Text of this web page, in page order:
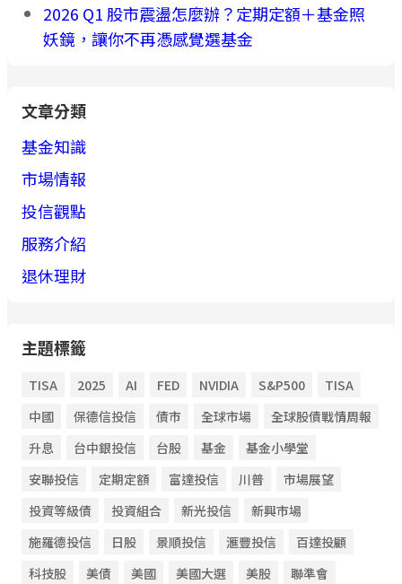
2026 Q1 股市震盪怎麼辦？定期定額＋基金照
妖鏡，讓你不再憑感覺選基金
文章分類
基金知識
市場情報
投信觀點
服務介紹
退休理財
主題標籤
TISA 2025 AI FED NVIDIA S&P500
TISA
中國
保德信投信 債市 全球市場
全球股債戰情周報
升息
台中銀投信 台股 基金
基金小學堂
安聯投信
定期定額 富達投信 川普
市場展望
投資等級債
投資組合 新光投信
新興市場
施羅德投信
日股 景順投信 滙豐投信
百達投顧
科技股
美債 美國 美國大選 美股
聯準會